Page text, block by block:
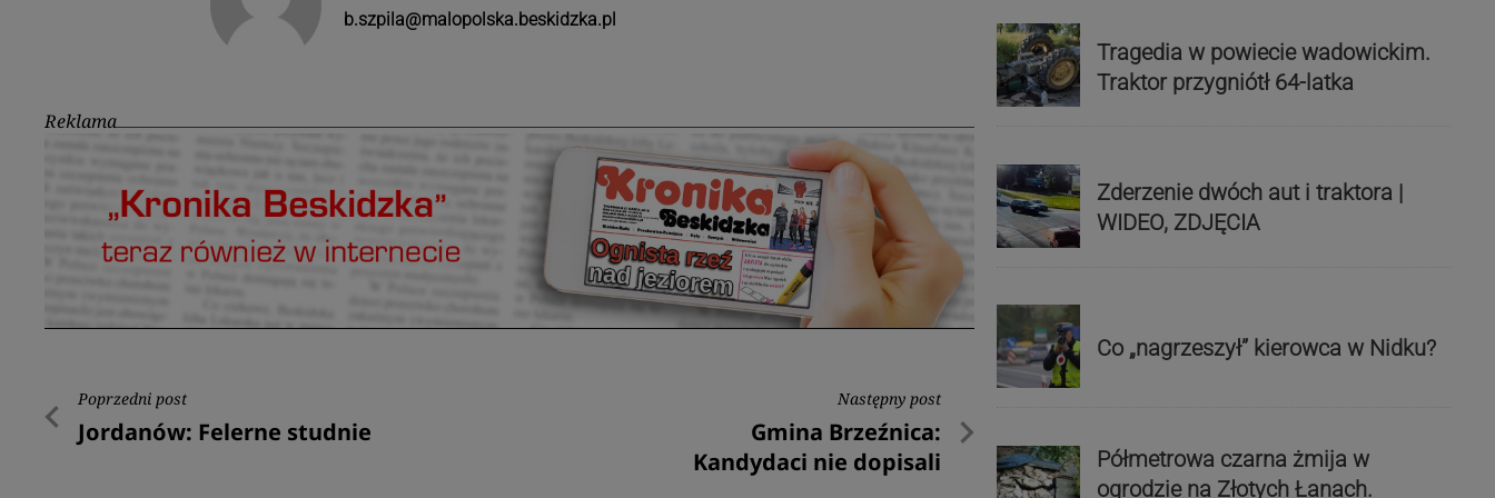
b.szpila@malopolska.beskidzka.pl
Reklama
Nawigacja
wpisu
Poprzedni post
Poprzedni
Jordanów: Felerne studnie
Następny post
Następny
post
Gmina Brzeźnica:
Kandydaci nie dopisali
Tragedia w powiecie wadowickim.
Traktor przygniótł 64-latka
Zderzenie dwóch aut i traktora |
WIDEO, ZDJĘCIA
Co „nagrzeszył” kierowca w Nidku?
Półmetrowa czarna żmija w
ogrodzie na Złotych Łanach.